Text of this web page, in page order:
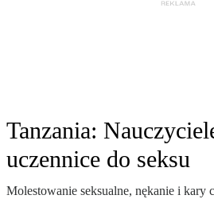
Tanzania:
uczennice do seksu
Molestowanie seksualne, nękanie i kary